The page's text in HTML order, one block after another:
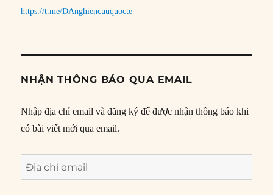
https://t.me/DAnghiencuuquocte
NHẬN THÔNG BÁO QUA EMAIL
Nhập địa chỉ email và đăng ký để được nhận thông báo khi
có bài viết mới qua email.
Địa
chỉ